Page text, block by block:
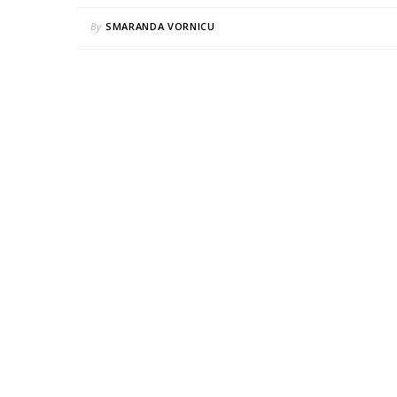
By SMARANDA VORNICU